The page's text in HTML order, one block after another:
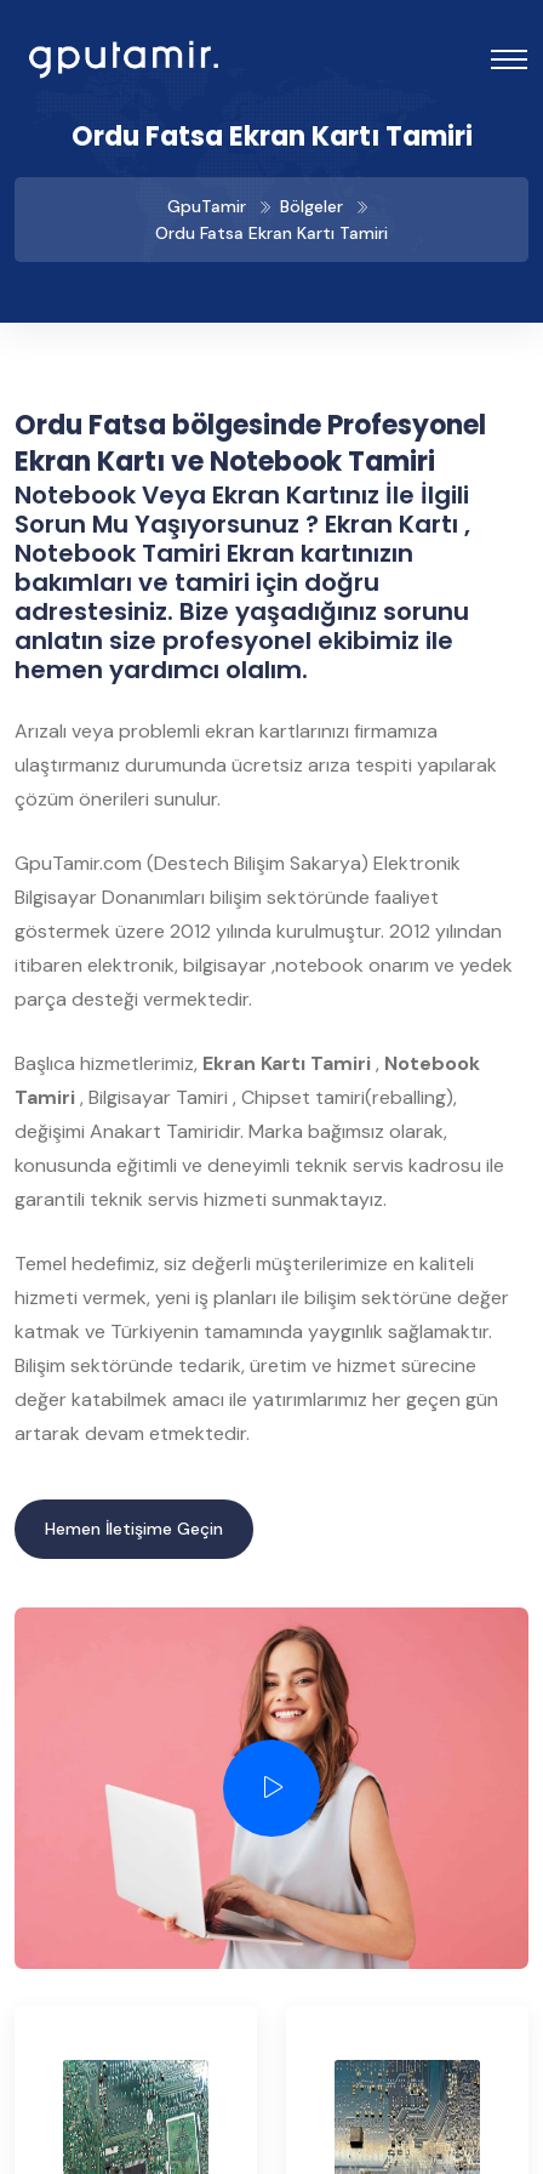
Ordu Fatsa Ekran Kartı Tamiri
GpuTamir
Bölgeler
Ordu Fatsa Ekran Kartı Tamiri
Ordu Fatsa bölgesinde Profesyonel
Ekran Kartı ve Notebook Tamiri
Notebook Veya Ekran Kartınız İle İlgili
Sorun Mu Yaşıyorsunuz ? Ekran Kartı ,
Notebook Tamiri Ekran kartınızın
bakımları ve tamiri için doğru
adrestesiniz. Bize yaşadığınız sorunu
anlatın size profesyonel ekibimiz ile
hemen yardımcı olalım.
Arızalı veya problemli ekran kartlarınızı firmamıza
ulaştırmanız durumunda ücretsiz arıza tespiti yapılarak
çözüm önerileri sunulur.
GpuTamir.com (Destech Bilişim Sakarya) Elektronik
Bilgisayar Donanımları bilişim sektöründe faaliyet
göstermek üzere 2012 yılında kurulmuştur. 2012 yılından
itibaren elektronik, bilgisayar ,notebook onarım ve yedek
parça desteği vermektedir.
Başlıca hizmetlerimiz, Ekran Kartı Tamiri, Notebook
Tamiri, Bilgisayar Tamiri , Chipset tamiri(reballing),
değişimi Anakart Tamiridir. Marka bağımsız olarak,
konusunda eğitimli ve deneyimli teknik servis kadrosu ile
garantili teknik servis hizmeti sunmaktayız.
Temel hedefimiz, siz değerli müşterilerimize en kaliteli
hizmeti vermek, yeni iş planları ile bilişim sektörüne değer
katmak ve Türkiyenin tamamında yaygınlık sağlamaktır.
Bilişim sektöründe tedarik, üretim ve hizmet sürecine
değer katabilmek amacı ile yatırımlarımız her geçen gün
artarak devam etmektedir.
Hemen İletişime Geçin